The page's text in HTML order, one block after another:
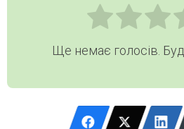
Ще немає голосів.